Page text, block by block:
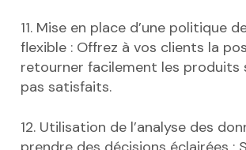
11. Mise en place d’une politique
flexible : Offrez à vos clients la
retourner facilement les produits
pas satisfaits.
12. Utilisation de l’analyse des